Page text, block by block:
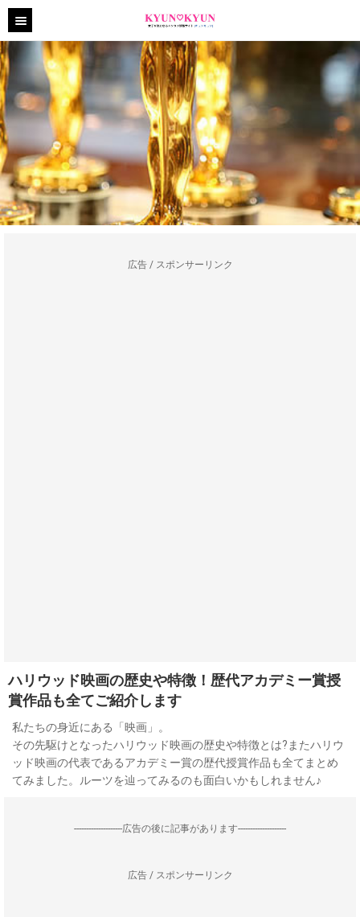
広告 / スポンサーリンク
ハリウッド映画の歴史や特徴！歴代アカデミー賞授
賞作品も全てご紹介します
私たちの身近にある「映画」。
その先駆けとなったハリウッド映画の歴史や特徴とは?またハリウ
ッド映画の代表であるアカデミー賞の歴代授賞作品も全てまとめ
てみました。ルーツを辿ってみるのも面白いかもしれません♪
--------------------広告の後に記事があります--------------------
広告 / スポンサーリンク